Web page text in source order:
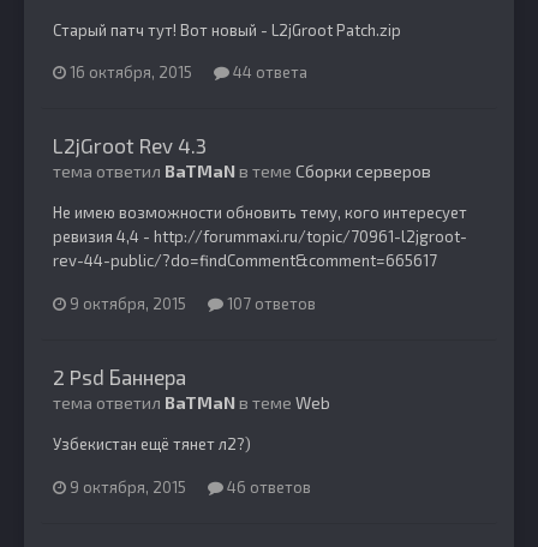
Старый патч тут! Вот новый - L2jGroot Patch.zip
16 октября, 2015 44 ответа
L2jGroot Rev 4.3
тема ответил BaTMaN в теме Сборки серверов
Не имею возможности обновить тему, кого интересует
ревизия 4,4 - http://forummaxi.ru/topic/70961-l2jgroot-
rev-44-public/?do=findComment&comment=665617
9 октября, 2015 107 ответов
2 Psd Баннера
тема ответил BaTMaN в теме Web
Узбекистан ещё тянет л2?)
9 октября, 2015 46 ответов